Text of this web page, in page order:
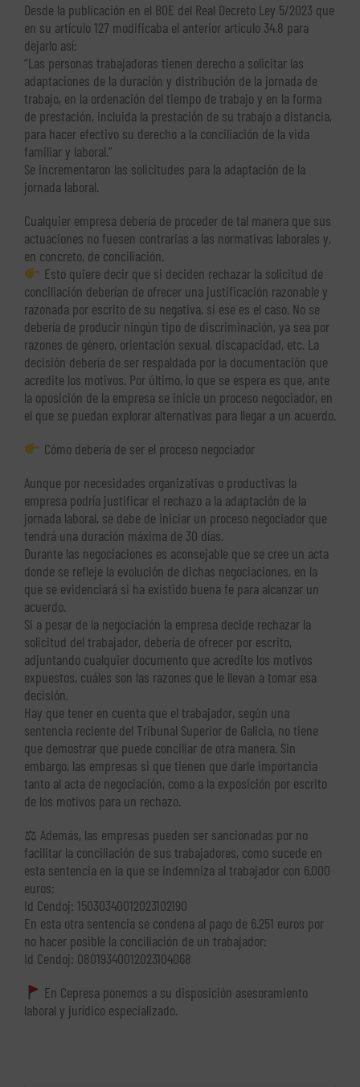
Desde la publicación en el BOE del Real Decreto Ley 5/2023 que
en su artículo 127 modificaba el anterior artículo 34.8 para
dejarlo así:
“Las personas trabajadoras tienen derecho a solicitar las
adaptaciones de la duración y distribución de la jornada de
trabajo, en la ordenación del tiempo de trabajo y en la forma
de prestación, incluida la prestación de su trabajo a distancia,
para hacer efectivo su derecho a la conciliación de la vida
familiar y laboral.”
Se incrementaron las solicitudes para la adaptación de la
jornada laboral.
Cualquier empresa debería de proceder de tal manera que sus
actuaciones no fuesen contrarias a las normativas laborales y,
en concreto, de conciliación.
Esto quiere decir que si deciden rechazar la solicitud de
conciliación deberían de ofrecer una justificación razonable y
razonada por escrito de su negativa, si ese es el caso. No se
debería de producir ningún tipo de discriminación, ya sea por
razones de género, orientación sexual, discapacidad, etc. La
decisión debería de ser respaldada por la documentación que
acredite los motivos. Por último, lo que se espera es que, ante
la oposición de la empresa se inicie un proceso negociador, en
el que se puedan explorar alternativas para llegar a un acuerdo.
Cómo debería de ser el proceso negociador
Aunque por necesidades organizativas o productivas la
empresa podría justificar el rechazo a la adaptación de la
jornada laboral, se debe de iniciar un proceso negociador que
tendrá una duración máxima de 30 días.
Durante las negociaciones es aconsejable que se cree un acta
donde se refleje la evolución de dichas negociaciones, en la
que se evidenciará si ha existido buena fe para alcanzar un
acuerdo.
Si a pesar de la negociación la empresa decide rechazar la
solicitud del trabajador, debería de ofrecer por escrito,
adjuntando cualquier documento que acredite los motivos
expuestos, cuáles son las razones que le llevan a tomar esa
decisión.
Hay que tener en cuenta que el trabajador, según una
sentencia reciente del Tribunal Superior de Galicia, no tiene
que demostrar que puede conciliar de otra manera. Sin
embargo, las empresas si que tienen que darle importancia
tanto al acta de negociación, como a la exposición por escrito
de los motivos para un rechazo.
⚖ Además, las empresas pueden ser sancionadas por no
facilitar la conciliación de sus trabajadores, como sucede en
esta sentencia en la que se indemniza al trabajador con 6.000
euros:
Id Cendoj: 15030340012023102190
En esta otra sentencia se condena al pago de 6.251 euros por
no hacer posible la conciliación de un trabajador:
Id Cendoj: 08019340012023104068
En Cepresa ponemos a su disposición asesoramiento
laboral y jurídico especializado.